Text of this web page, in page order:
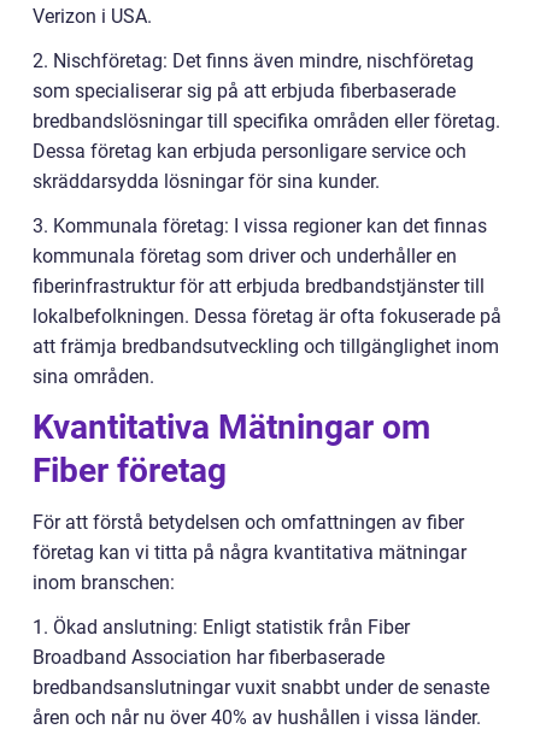
Verizon i USA.
2. Nischföretag: Det finns även mindre, nischföretag
som specialiserar sig på att erbjuda fiberbaserade
bredbandslösningar till specifika områden eller företag.
Dessa företag kan erbjuda personligare service och
skräddarsydda lösningar för sina kunder.
3. Kommunala företag: I vissa regioner kan det finnas
kommunala företag som driver och underhåller en
fiberinfrastruktur för att erbjuda bredbandstjänster till
lokalbefolkningen. Dessa företag är ofta fokuserade på
att främja bredbandsutveckling och tillgänglighet inom
sina områden.
Kvantitativa Mätningar om
Fiber företag
För att förstå betydelsen och omfattningen av fiber
företag kan vi titta på några kvantitativa mätningar
inom branschen:
1. Ökad anslutning: Enligt statistik från Fiber
Broadband Association har fiberbaserade
bredbandsanslutningar vuxit snabbt under de senaste
åren och når nu över 40% av hushållen i vissa länder.